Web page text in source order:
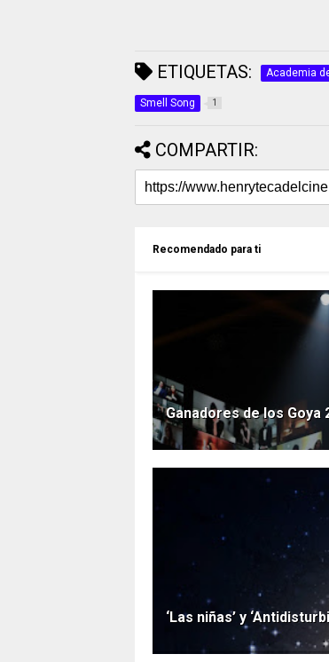
ETIQUETAS: Academia
Smell Song 1
COMPARTIR:
Recomendado para ti
Ganadores de los Goya
‘Las niñas’ y